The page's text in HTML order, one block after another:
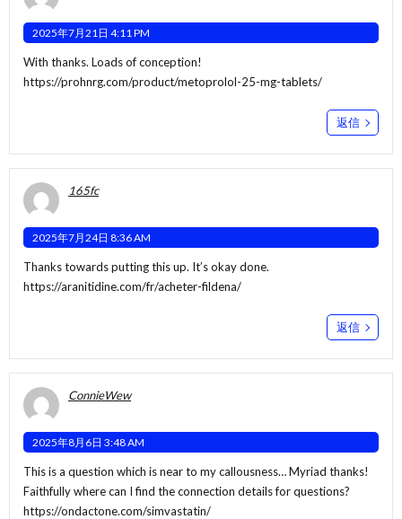
2025年7月21日 4:11 PM
With thanks. Loads of conception!
https://prohnrg.com/product/metoprolol-25-mg-tablets/
返信
165fc
2025年7月24日 8:36 AM
Thanks towards putting this up. It’s okay done.
https://aranitidine.com/fr/acheter-fildena/
返信
ConnieWew
2025年8月6日 3:48 AM
This is a question which is near to my callousness… Myriad thanks!
Faithfully where can I find the connection details for questions?
https://ondactone.com/simvastatin/